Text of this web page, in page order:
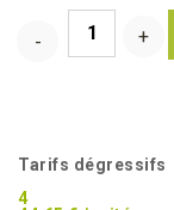
Tarifs dégressifs
4